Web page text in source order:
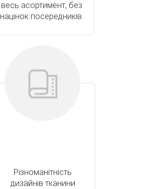
весь асортимент, без
націнок посередників.
Різноманітність
дизайнів тканини